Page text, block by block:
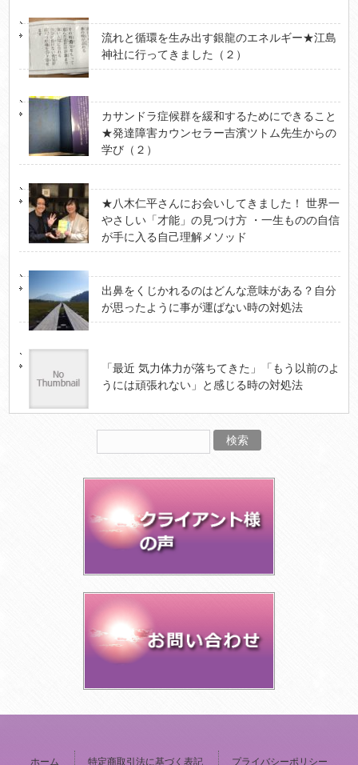
流れと循環を生み出す銀龍のエネルギー★江島
神社に行ってきました（２）
カサンドラ症候群を緩和するためにできること
★発達障害カウンセラー吉濱ツトム先生からの
学び（２）
★八木仁平さんにお会いしてきました！ 世界一
やさしい「才能」の見つけ方 ・一生ものの自信
が手に入る自己理解メソッド
出鼻をくじかれるのはどんな意味がある？自分
が思ったように事が運ばない時の対処法
「最近 気力体力が落ちてきた」「もう以前のよ
うには頑張れない」と感じる時の対処法
ホーム 特定商取引法に基づく表記 プライバシーポリシー